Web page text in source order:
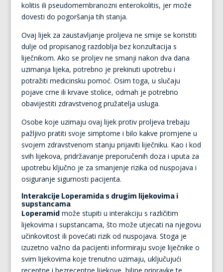
kolitis ili pseudomembranozni enterokolitis, jer može
dovesti do pogoršanja tih stanja.
Ovaj lijek za zaustavljanje proljeva ne smije se koristiti
dulje od propisanog razdoblja bez konzultacija s
liječnikom. Ako se proljev ne smanji nakon dva dana
uzimanja lijeka, potrebno je prekinuti upotrebu i
potražiti medicinsku pomoć. Osim toga, u slučaju
pojave crne ili krvave stolice, odmah je potrebno
obavijestiti zdravstvenog pružatelja usluga.
Osobe koje uzimaju ovaj lijek protiv proljeva trebaju
pažljivo pratiti svoje simptome i bilo kakve promjene u
svojem zdravstvenom stanju prijaviti liječniku. Kao i kod
svih lijekova, pridržavanje preporučenih doza i uputa za
upotrebu ključno je za smanjenje rizika od nuspojava i
osiguranje sigurnosti pacijenta.
Interakcije Loperamida s drugim lijekovima i
supstancama
Loperamidmože stupiti u interakciju s različitim
lijekovima i supstancama, što može utjecati na njegovu
učinkovitost ili povećati rizik od nuspojava. Stoga je
izuzetno važno da pacijenti informiraju svoje liječnike o
svim lijekovima koje trenutno uzimaju, uključujući